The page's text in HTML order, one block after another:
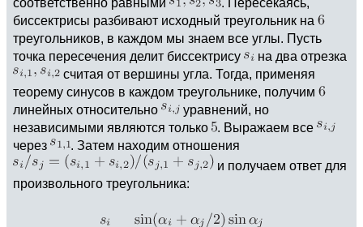
биссектрисы разбивают исходный треугольник на
треугольников, в каждом мы знаем все углы. Пусть
точка пересечения делит биссектрису
на два отрезка
считая от вершины угла. Тогда, применяя
теорему синусов в каждом треугольнике, получим
линейных относительно
уравнений, но
независимыми являются только
. Выражаем все
через
. Затем находим отношения
и получаем ответ для
произвольного треугольника: